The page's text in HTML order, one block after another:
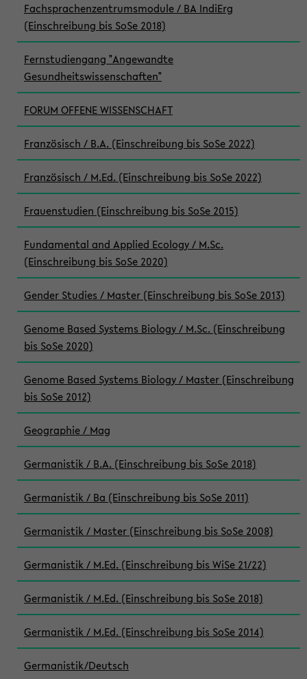
Fachsprachenzentrumsmodule / BA IndiErg
(Einschreibung bis SoSe 2018)
Fernstudiengang "Angewandte
Gesundheitswissenschaften"
FORUM OFFENE WISSENSCHAFT
Französisch / B.A. (Einschreibung bis SoSe 2022)
Französisch / M.Ed. (Einschreibung bis SoSe 2022)
Frauenstudien (Einschreibung bis SoSe 2015)
Fundamental and Applied Ecology / M.Sc.
(Einschreibung bis SoSe 2020)
Gender Studies / Master (Einschreibung bis SoSe 2013)
Genome Based Systems Biology / M.Sc. (Einschreibung
bis SoSe 2020)
Genome Based Systems Biology / Master (Einschreibung
bis SoSe 2012)
Geographie / Mag
Germanistik / B.A. (Einschreibung bis SoSe 2018)
Germanistik / Ba (Einschreibung bis SoSe 2011)
Germanistik / Master (Einschreibung bis SoSe 2008)
Germanistik / M.Ed. (Einschreibung bis WiSe 21/22)
Germanistik / M.Ed. (Einschreibung bis SoSe 2018)
Germanistik / M.Ed. (Einschreibung bis SoSe 2014)
Germanistik/Deutsch